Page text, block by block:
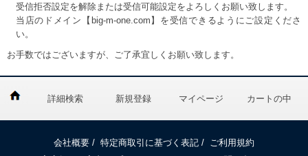
受信拒否設定を解除または受信可能設定をよろしくお願い致します。
当店のドメイン【big-m-one.com】を受信できるようにご設定くださ
い。
お手数ではございますが、ご了承宜しくお願い致します。
詳細検索 新規登録 マイページ カートの中
会社概要 / 特定商取引に基づく表記 /
ご利用規約